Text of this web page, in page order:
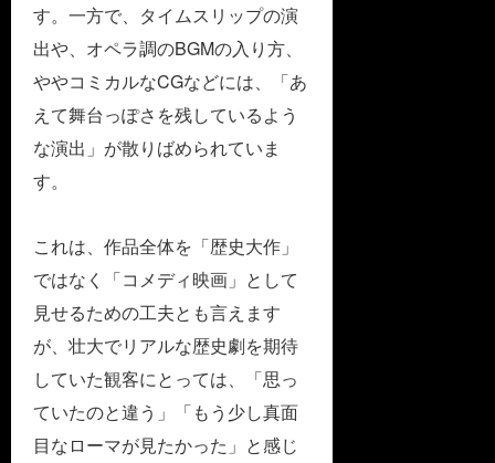
す。一方で、タイムスリップの演
出や、オペラ調のBGMの入り方、
ややコミカルなCGなどには、「あ
えて舞台っぽさを残しているよう
な演出」が散りばめられていま
す。
これは、作品全体を「歴史大作」
ではなく「コメディ映画」として
見せるための工夫とも言えます
が、壮大でリアルな歴史劇を期待
していた観客にとっては、「思っ
ていたのと違う」「もう少し真面
目なローマが見たかった」と感じ